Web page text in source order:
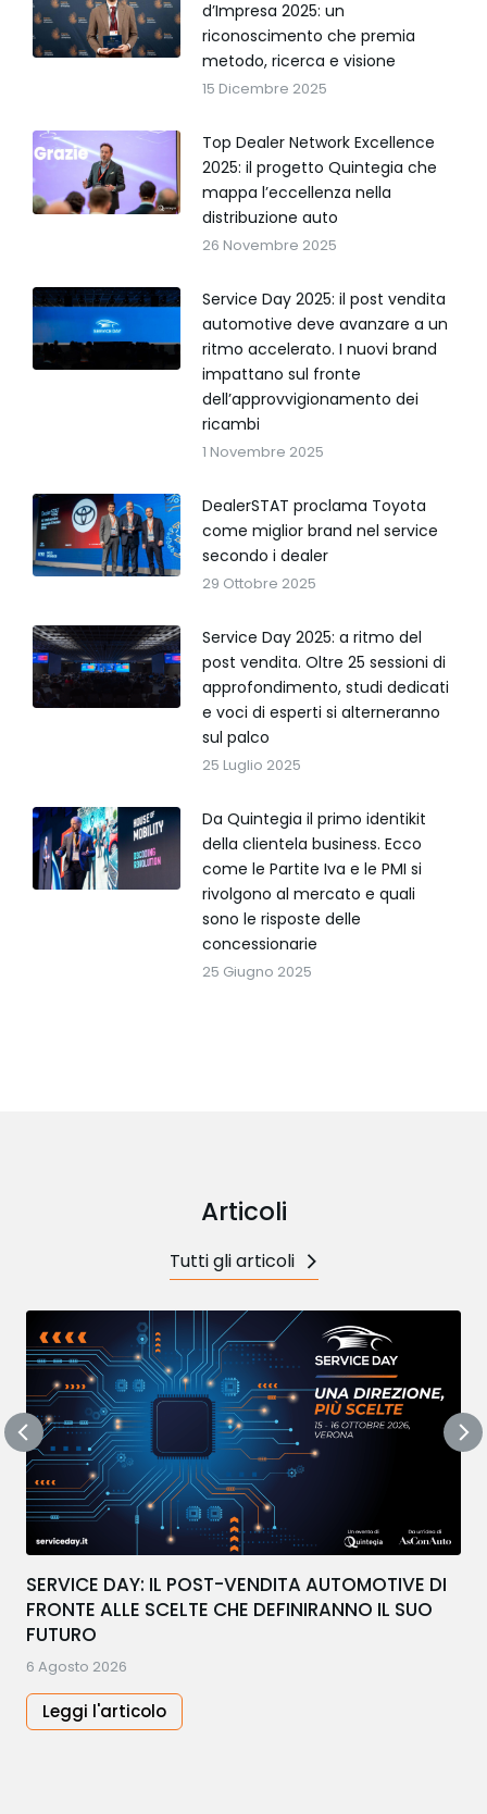
d’Impresa 2025: un
riconoscimento che premia
metodo, ricerca e visione
15 Dicembre 2025
Top Dealer Network Excellence
2025: il progetto Quintegia che
mappa l’eccellenza nella
distribuzione auto
26 Novembre 2025
Service Day 2025: il post vendita
automotive deve avanzare a un
ritmo accelerato. I nuovi brand
impattano sul fronte
dell’approvvigionamento dei
ricambi
1 Novembre 2025
DealerSTAT proclama Toyota
come miglior brand nel service
secondo i dealer
29 Ottobre 2025
Service Day 2025: a ritmo del
post vendita. Oltre 25 sessioni di
approfondimento, studi dedicati
e voci di esperti si alterneranno
sul palco
25 Luglio 2025
Da Quintegia il primo identikit
della clientela business. Ecco
come le Partite Iva e le PMI si
rivolgono al mercato e quali
sono le risposte delle
concessionarie
25 Giugno 2025
Articoli
Tutti gli articoli
SERVICE DAY: IL POST-VENDITA AUTOMOTIVE DI
FRONTE ALLE SCELTE CHE DEFINIRANNO IL SUO
FUTURO
6 Agosto 2026
Leggi l'articolo